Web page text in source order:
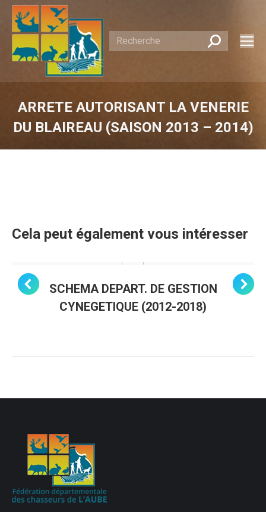
Recherche
:
ARRETE AUTORISANT LA VENERIE
DU BLAIREAU (SAISON 2013 – 2014)
Cela peut également vous intéresser
SCHEMA DEPART. DE GESTION
CYNEGETIQUE (2012-2018)